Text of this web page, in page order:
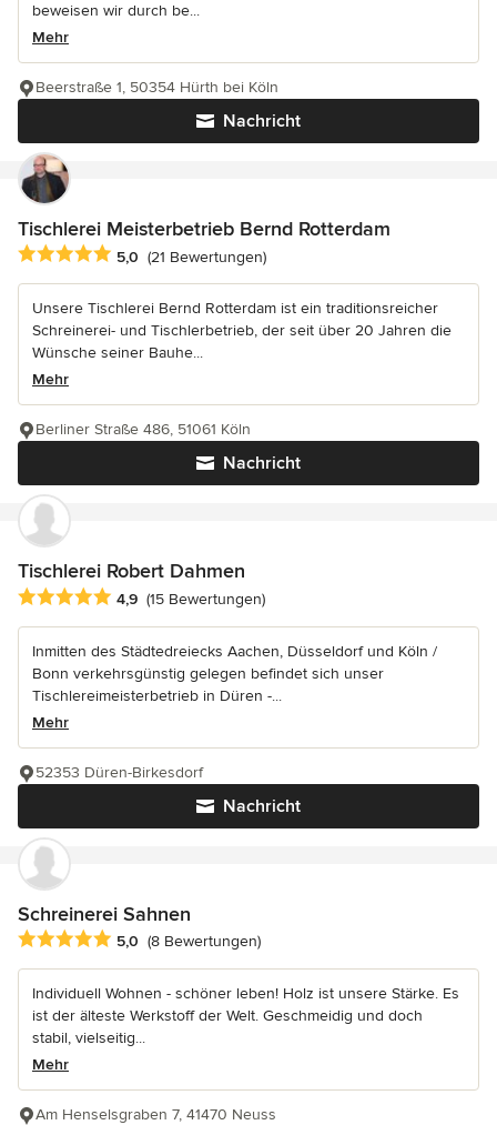
beweisen wir durch be...
Mehr
Nachricht
Beerstraße 1, 50354 Hürth bei Köln
Tischlerei Meisterbetrieb Bernd Rotterdam
Durchschnittliche Bewertung: 5 von 5 Sternen
5,0 (21 Bewertungen)
Unsere Tischlerei Bernd Rotterdam ist ein traditionsreicher
Schreinerei- und Tischlerbetrieb, der seit über 20 Jahren die
Wünsche seiner Bauhe...
Mehr
Nachricht
Berliner Straße 486, 51061 Köln
Tischlerei Robert Dahmen
Durchschnittliche Bewertung: 4.9 von 5 Sternen
4,9 (15 Bewertungen)
Inmitten des Städtedreiecks Aachen, Düsseldorf und Köln /
Bonn verkehrsgünstig gelegen befindet sich unser
Tischlereimeisterbetrieb in Düren -...
Mehr
Nachricht
52353 Düren-Birkesdorf
Schreinerei Sahnen
Durchschnittliche Bewertung: 5 von 5 Sternen
5,0 (8 Bewertungen)
Individuell Wohnen - schöner leben! Holz ist unsere Stärke. Es
ist der älteste Werkstoff der Welt. Geschmeidig und doch
stabil, vielseitig...
Mehr
Am Henselsgraben 7, 41470 Neuss